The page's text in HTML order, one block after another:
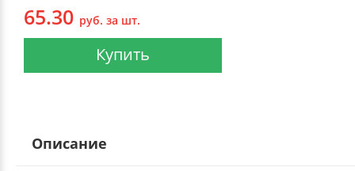
65.30 руб. за шт.
Купить
Описание